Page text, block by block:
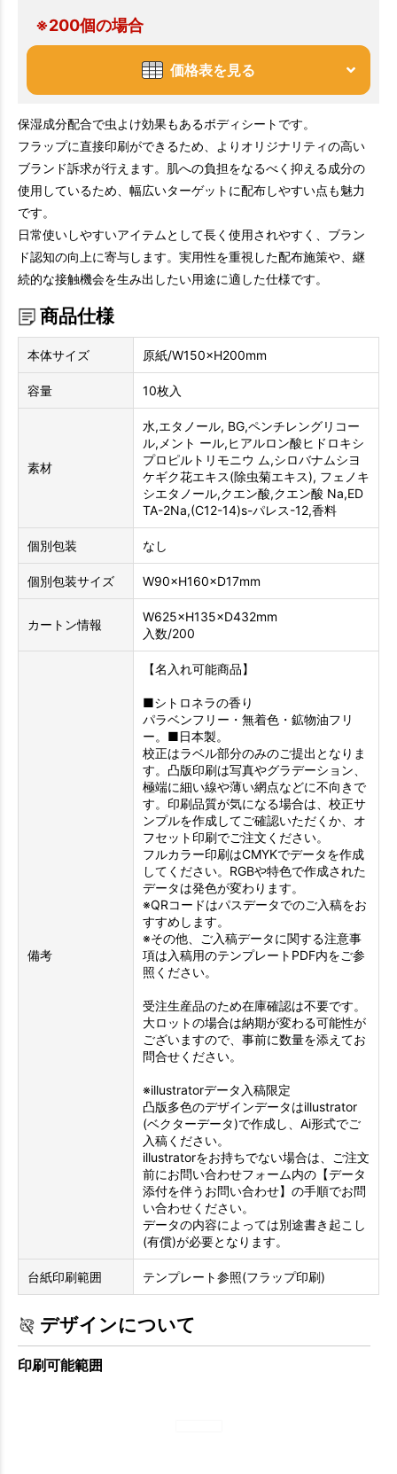
※200個の場合
価格表を見る
保湿成分配合で虫よけ効果もあるボディシートです。
フラップに直接印刷ができるため、よりオリジナリティの高い
ブランド訴求が行えます。肌への負担をなるべく抑える成分の
使用しているため、幅広いターゲットに配布しやすい点も魅力
です。
日常使いしやすいアイテムとして長く使用されやすく、ブラン
ド認知の向上に寄与します。実用性を重視した配布施策や、継
続的な接触機会を生み出したい用途に適した仕様です。
商品仕様
本体サイズ 原紙/W150×H200mm
容量 10枚入
素材
水,エタノール, BG,ペンチレングリコー
ル,メント ール,ヒアルロン酸ヒドロキシ
プロピルトリモニウ ム,シロバナムシヨ
ケギク花エキス(除虫菊エキス), フェノキ
シエタノール,クエン酸,クエン酸 Na,ED
TA-2Na,(C12-14)s-パレス-12,香料
個別包装 なし
個別包装サイズ W90×H160×D17mm
カートン情報
W625×H135×D432mm
入数/200
備考
【名入れ可能商品】
■シトロネラの香り
パラベンフリー・無着色・鉱物油フリ
ー。■日本製。
校正はラベル部分のみのご提出となりま
す。凸版印刷は写真やグラデーション、
極端に細い線や薄い網点などに不向きで
す。印刷品質が気になる場合は、校正サ
ンプルを作成してご確認いただくか、オ
フセット印刷でご注文ください。
フルカラー印刷はCMYKでデータを作成
してください。RGBや特色で作成された
データは発色が変わります。
※QRコードはパスデータでのご入稿をお
すすめします。
※その他、ご入稿データに関する注意事
項は入稿用のテンプレートPDF内をご参
照ください。
受注生産品のため在庫確認は不要です。
大ロットの場合は納期が変わる可能性が
ございますので、事前に数量を添えてお
問合せください。
※illustratorデータ入稿限定
凸版多色のデザインデータはillustrator
(ベクターデータ)で作成し、Ai形式でご
入稿ください。
illustratorをお持ちでない場合は、ご注文
前にお問い合わせフォーム内の【データ
添付を伴うお問い合わせ】の手順でお問
い合わせください。
データの内容によっては別途書き起こし
(有償)が必要となります。
台紙印刷範囲 テンプレート参照(フラップ印刷)
デザインについて
印刷可能範囲